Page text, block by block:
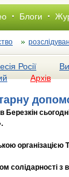
Блоги
Росії
Архів
організацією
солідарності з